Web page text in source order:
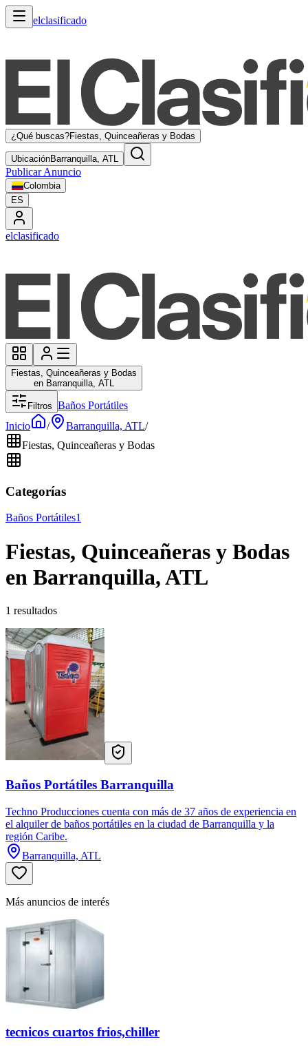
elclasificado
¿Qué buscas?Fiestas, Quinceañeras y Bodas
UbicaciónBarranquilla, ATL
Publicar Anuncio
Colombia
ES
elclasificado
Fiestas, Quinceañeras y Bodas
en Barranquilla, ATL
Filtros Baños Portátiles
Inicio
/ Barranquilla, ATL/
Fiestas, Quinceañeras y Bodas
Categorías
Baños Portátiles1
Fiestas, Quinceañeras y Bodas
en Barranquilla, ATL
1 resultados
Baños Portátiles Barranquilla
Techno Producciones cuenta con más de 37 años de experiencia en
el alquiler de baños portátiles en la ciudad de Barranquilla y la
región Caribe.
Barranquilla, ATL
Más anuncios de interés
tecnicos cuartos frios,chiller